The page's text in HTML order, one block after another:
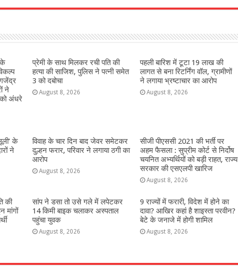
itt
r
e
ra
m
ar
ने
को अंधरे
प्रेमी के साथ मिलकर रची पति की
हत्या की साजिश, पुलिस ने पत्नी समेत
3 को दबोचा
August 8, 2026
पहली बारिश में टूटा 19 लाख की
लागत से बना रिटर्निंग वॉल, ग्रामीणों
ने लगाया भ्रष्टाचार का आरोप
August 8, 2026
के
ने
विवाह के चार दिन बाद जेवर समेटकर
दुल्हन फरार, परिवार ने लगाया ठगी का
आरोप
August 8, 2026
सीजी पीएससी 2021 की भर्ती पर
अहम फैसला : सुप्रीम कोर्ट से निर्दोष
चयनित अभ्यर्थियों को बड़ी राहत, राज्य
सरकार की एसएलपी खारिज
August 8, 2026
की
मांगों
सांप ने डसा तो उसे गले में लपेटकर
14 किमी बाइक चलाकर अस्पताल
पहुंचा युवक
August 8, 2026
9 राज्‍यों में फरारी, व‍िदेश में होने का
दावा? आख‍िर कहां है शाइस्‍ता परवीन?
बेटे के जनाजे में होगी शामिल
August 8, 2026